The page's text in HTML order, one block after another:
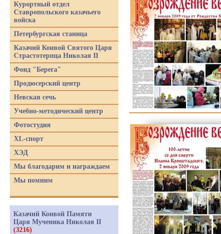
Курортный отдел
Ставропольского казачьего
войска
Петербургская станица
Казачий Конвой Святого Царя
Страстотерпца Николая II
Фонд "Берега"
Продюсерский центр
Невская сечь
Учебно-методический центр
Фотостудия
XL-спорт
ХЭД
Мы благодарим и награждаем
Мы помним
Казачий Конвой Памяти
Царя Мученика Николая II
(3216)